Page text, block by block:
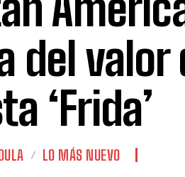
del valor
‘Frida’
LO MÁS NUEVO